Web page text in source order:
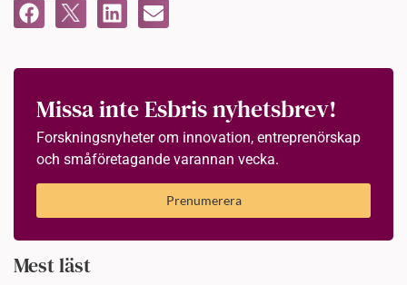
Missa inte Esbris nyhetsbrev!
Forskningsnyheter om innovation, entreprenörskap
och småföretagande varannan vecka.
Prenumerera
Mest läst